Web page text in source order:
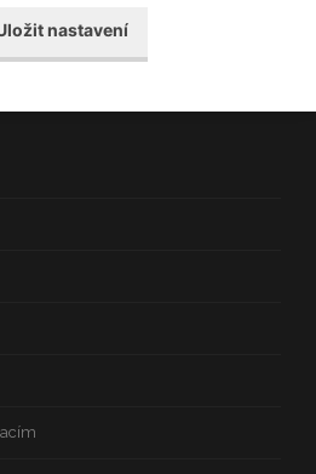
nastavení